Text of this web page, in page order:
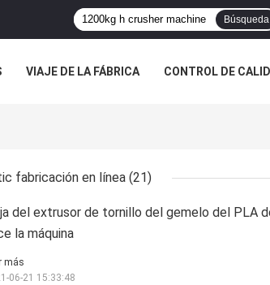
Búsqueda
VIAJE DE LA FÁBRICA CONTROL DE
fabricación en línea (21)
del extrusor de tornillo del gemelo del PLA
la máquina
más
06-21 15:33:48